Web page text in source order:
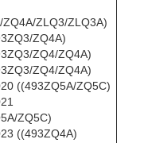
ZLQ3/ZLQ3A)
ZQ4A)
ZQ4/ZQ4A)
ZQ4/ZQ4A)
((493ZQ5A/ZQ5C)
ZQ5C)
((493ZQ4A)